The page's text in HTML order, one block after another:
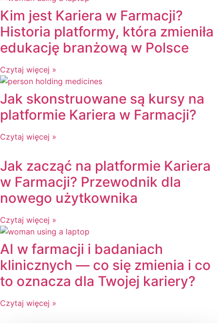
Kim jest Kariera w Farmacji?
Historia platformy, która zmieniła
edukację branżową w Polsce
Czytaj więcej »
Jak skonstruowane są kursy na
platformie Kariera w Farmacji?
Czytaj więcej »
Jak zacząć na platformie Kariera
w Farmacji? Przewodnik dla
nowego użytkownika
Czytaj więcej »
AI w farmacji i badaniach
klinicznych — co się zmienia i co
to oznacza dla Twojej kariery?
Czytaj więcej »